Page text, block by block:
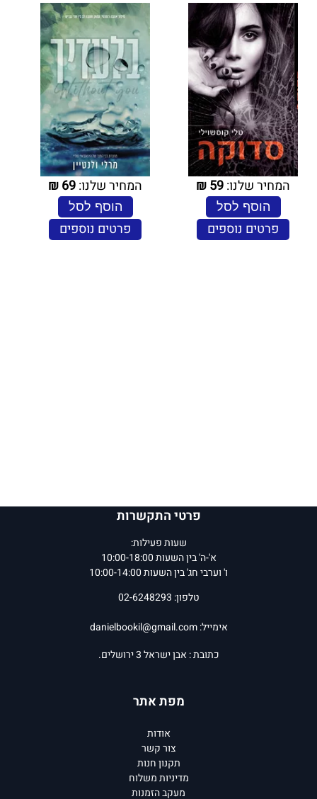
המחיר שלנו:59
₪
הוסף לסל
פרטים נוספים
המחיר שלנו:69
₪
הוסף לסל
פרטים נוספים
פרטי התקשרות
שעות פעילות:
א'-ה' בין השעות 10:00-18:00
ו' וערבי חג' בין השעות 10:00-14:00
טלפון: 02-6248293
אימייל:danielbookil@gmail.com
כתובת : אבן ישראל 3 ירושלים.
מפת אתר
אודות
צור קשר
תקנון חנות
מדיניות משלוח
מעקב הזמנות